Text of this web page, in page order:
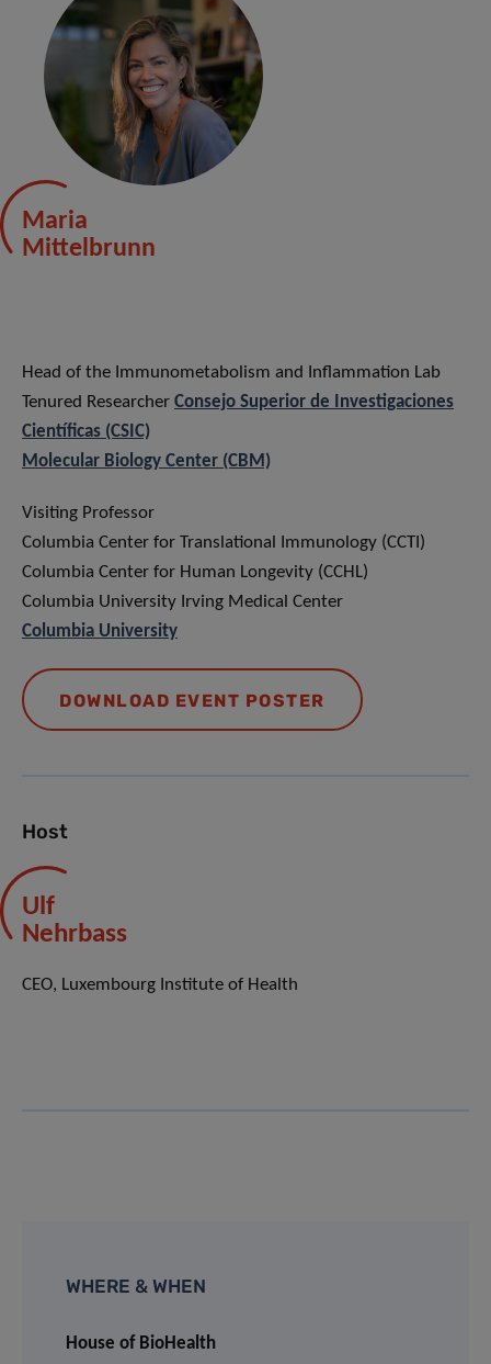
Maria
Mittelbrunn
Head of the Immunometabolism and Inflammation Lab
Tenured Researcher Consejo Superior de Investigaciones
Científicas (CSIC)
Molecular Biology Center (CBM)
Visiting Professor
Columbia Center for Translational Immunology (CCTI)
Columbia Center for Human Longevity (CCHL)
Columbia University Irving Medical Center
Columbia University
DOWNLOAD EVENT POSTER
Host
Ulf
Nehrbass
CEO, Luxembourg Institute of Health
WHERE & WHEN
House of BioHealth